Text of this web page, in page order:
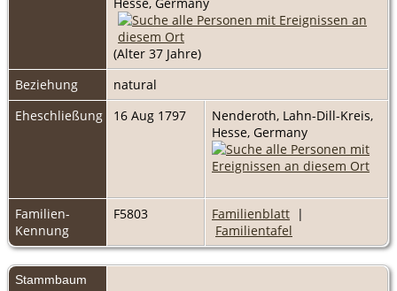
(Alter 37 Jahre)
Beziehung
natural
Eheschließung
16 Aug 1797
Nenderoth, Lahn-Dill-Kreis,
Hesse, Germany
Familien-
Kennung
F5803 Familienblatt |
Familientafel
Stammbaum